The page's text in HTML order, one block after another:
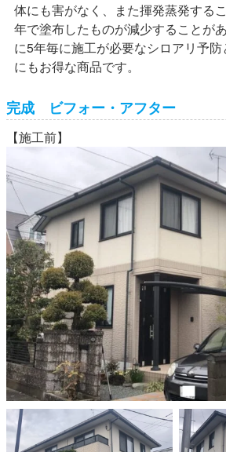
体にも害がなく、また揮発蒸発する
年で塗布したものが減少することが
に5年毎に施工が必要なシロアリ予
にもお得な商品です。
完成 ビフォー・アフター
【施工前】